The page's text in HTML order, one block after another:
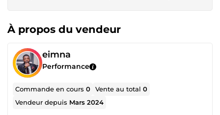
À propos du vendeur
eimna
Performance
Commande en cours0 Vente au total0
Vendeur depuis Mars 2024